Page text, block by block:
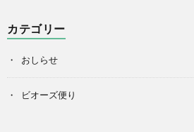
カテゴリー
おしらせ
ビオーズ便り